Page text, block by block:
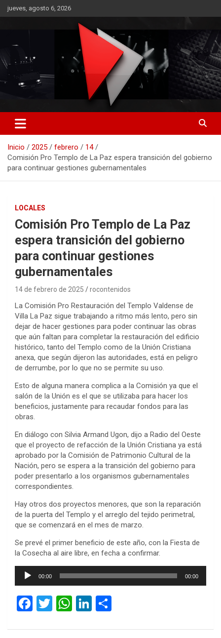
Saltar
al
jueves, agosto 6, 2026
RO CONTENIDOS
Inicio 2025 febrero
14
Comisión Pro Templo de La Paz espera transición del gobierno
para continuar gestiones gubernamentales
LOCALES
Comisión Pro Templo de La Paz
espera transición del gobierno
para continuar gestiones
gubernamentales
14 de febrero de 2025 rocontenidos
La Comisión Pro Restauración del Templo Valdense de
Villa La Paz sigue trabajando a ritmo más lento, pero sin
dejar de hacer gestiones para poder continuar las obras
que aún faltan para completar la restauración del edificio
histórico, tanto del Templo como de la Unión Cristiana
anexa, que según dijeron las autoridades, está en peligro
de derrumbe, por lo que no se permite su uso.
Esto de alguna manera complica a la Comisión ya que el
salón de la Unión es el que se utilizaba para hacer los
beneficios, justamente para recaudar fondos para las
obras.
En diálogo con Silvia Armand Ugon, dijo a Radio del Oeste
que el proyecto de refacción de la Unión Cristiana ya está
aprobado por la Comisión de Patrimonio Cultural de la
Nación, pero se espera a la transición del gobierno para
poder presentarlo a los organismos gubernamentales
correspondientes.
Hay otros dos proyectos menores, que son la reparación
de la puerta del Templo y el arreglo del tejido perimetral,
que se comenzará en el mes de marzo.
Se prevé el primer beneficio de este año, con la Fiesta de
la Cosecha al aire libre, en fecha a confirmar.
Reproductor
00:00 00:00
F
T
W Li